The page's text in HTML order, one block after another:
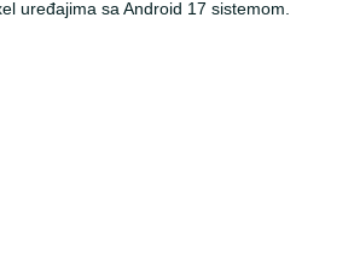
uređajima sa Android 17 sistemom.